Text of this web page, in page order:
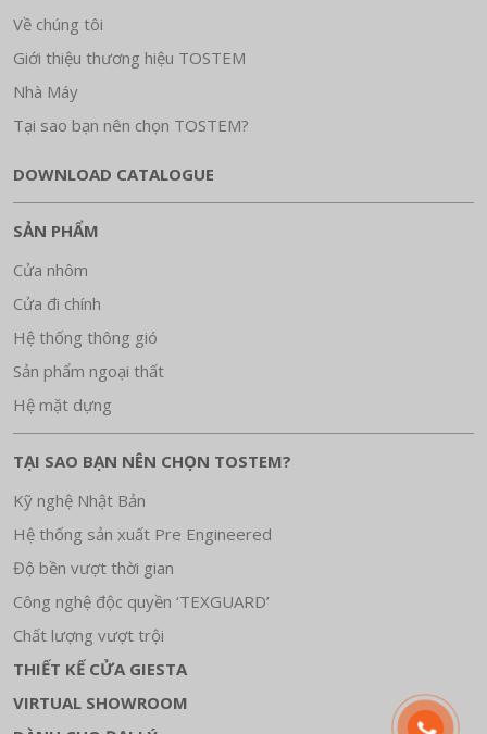
Về chúng tôi
Giới thiệu thương hiệu TOSTEM
Nhà Máy
Tại sao bạn nên chọn TOSTEM?
DOWNLOAD CATALOGUE
SẢN PHẨM
Cửa nhôm
Cửa đi chính
Hệ thống thông gió
Sản phẩm ngoại thất
Hệ mặt dựng
TẠI SAO BẠN NÊN CHỌN TOSTEM?
Kỹ nghệ Nhật Bản
Hệ thống sản xuất Pre Engineered
Độ bền vượt thời gian
Công nghệ độc quyền ‘TEXGUARD’
Chất lượng vượt trội
THIẾT KẾ CỬA GIESTA
VIRTUAL SHOWROOM